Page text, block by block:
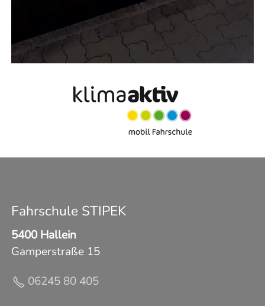
Fahrschule STIPEK
5400 Hallein
Gamperstraße 15
06245 80 405